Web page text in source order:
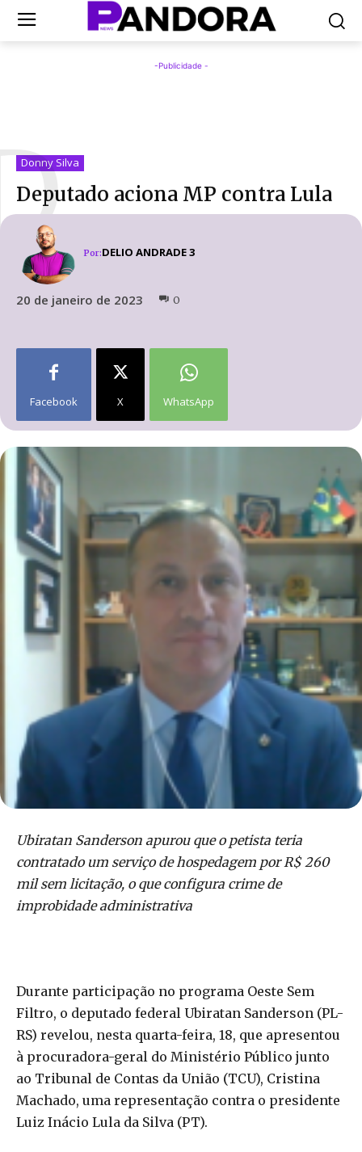
-Publicidade -
Donny Silva
Deputado aciona MP contra Lula
Por:DELIO ANDRADE 3
20 de janeiro de 2023 0
Facebook X WhatsApp
Ubiratan Sanderson apurou que o petista teria
contratado um serviço de hospedagem por R$ 260
mil sem licitação, o que configura crime de
improbidade administrativa
Durante participação no programa Oeste Sem
Filtro, o deputado federal Ubiratan Sanderson (PL-
RS) revelou, nesta quarta-feira, 18, que apresentou
à procuradora-geral do Ministério Público junto
ao Tribunal de Contas da União (TCU), Cristina
Machado, uma representação contra o presidente
Luiz Inácio Lula da Silva (PT).